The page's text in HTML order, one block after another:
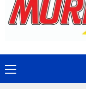
Primary
Menu